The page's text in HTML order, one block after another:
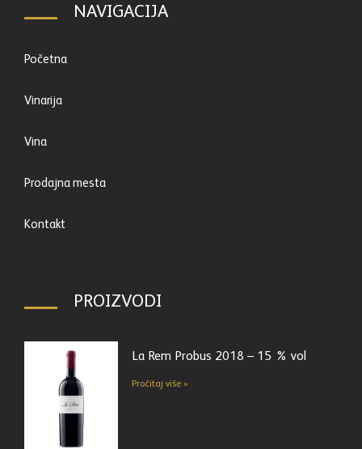
NAVIGACIJA
Početna
Vinarija
Vina
Prodajna mesta
Kontakt
PROIZVODI
La Rem Probus 2018 – 15 % vol
Pročitaj više »